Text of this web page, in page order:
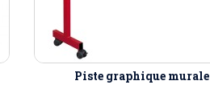
Piste graphique murale